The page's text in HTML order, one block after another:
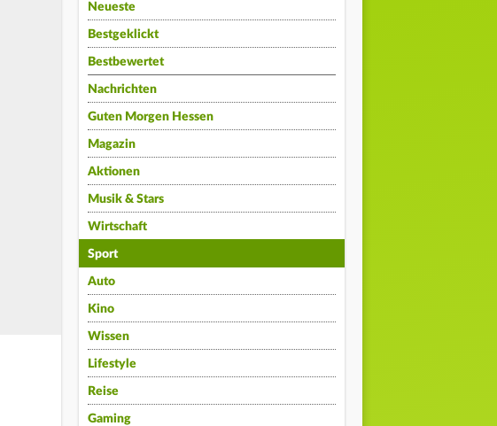
Neueste
Bestgeklickt
Bestbewertet
Nachrichten
Guten Morgen Hessen
Magazin
Aktionen
Musik & Stars
Wirtschaft
Sport
Auto
Kino
Wissen
Lifestyle
Reise
Gaming